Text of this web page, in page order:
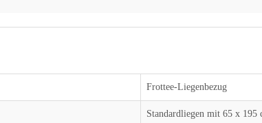
Frottee-Liegenbezug
Standardliegen mit 65 x 195